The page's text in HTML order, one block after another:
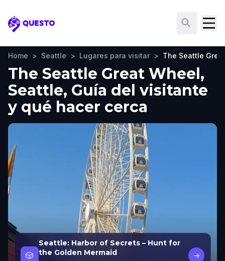
Questo
Home > Seattle > Lugares para visitar > The Seattle
The Seattle Great Wheel,
Seattle, Guía del visitante
y qué hacer cerca
🎲
Seattle: Harbor of Secrets – Hunt for
the Golden Mermaid
→